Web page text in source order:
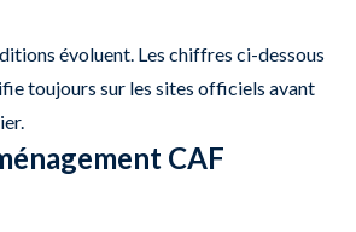
évoluent. Les chiffres ci-dessous
toujours sur les sites officiels avant
CAF